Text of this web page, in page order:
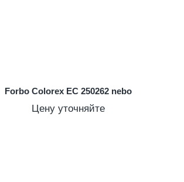
Forbo Colorex EC 250262 nebo
Цену уточняйте